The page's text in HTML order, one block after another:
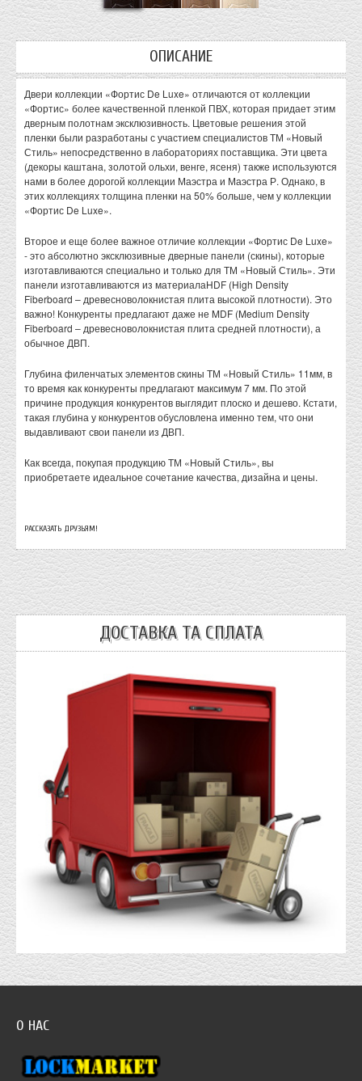
ОПИСАНИЕ
Двери коллекции «Фортис De Luxe» отличаются от коллекции
«Фортис» более качественной пленкой ПВХ, которая придает этим
дверным полотнам эксклюзивность. Цветовые решения этой
пленки были разработаны с участием специалистов ТМ «Новый
Стиль» непосредственно в лабораториях поставщика. Эти цвета
(декоры каштана, золотой ольхи, венге, ясеня) также используются
нами в более дорогой коллекции Маэстра и Маэстра Р. Однако, в
этих коллекциях толщина пленки на 50% больше, чем у коллекции
«Фортис De Luxe».
Второе и еще более важное отличие коллекции «Фортис De Luxe»
- это абсолютно эксклюзивные дверные панели (скины), которые
изготавливаются специально и только для ТМ «Новый Стиль». Эти
панели изготавливаются из материалаHDF (High Density
Fiberboard – древесноволокнистая плита высокой плотности). Это
важно! Конкуренты предлагают даже не MDF (Medium Density
Fiberboard – древесноволокнистая плита средней плотности), а
обычное ДВП.
Глубина филенчатых элементов скины ТМ «Новый Стиль» 11мм, в
то время как конкуренты предлагают максимум 7 мм. По этой
причине продукция конкурентов выглядит плоско и дешево. Кстати,
такая глубина у конкурентов обусловлена именно тем, что они
выдавливают свои панели из ДВП.
Как всегда, покупая продукцию ТМ «Новый Стиль», вы
приобретаете идеальное сочетание качества, дизайна и цены.
РАССКАЗАТЬ ДРУЗЬЯМ!
ДОСТАВКА ТА СПЛАТА
О НАС